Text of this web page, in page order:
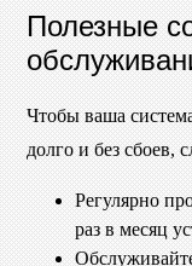
Полезные
Чтобы ваша
долго и без сбоев,
Регулярно
раз в месяц